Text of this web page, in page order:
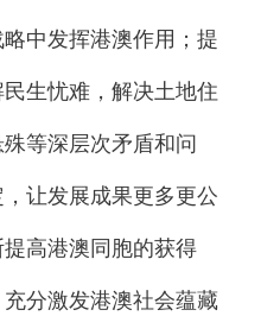
中发挥港澳作用；提
生忧难，解决土地住
等深层次矛盾和问
让发展成果更多更公
高港澳同胞的获得
分激发港澳社会蕴藏